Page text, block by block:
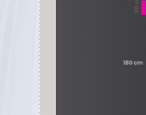
20 cm